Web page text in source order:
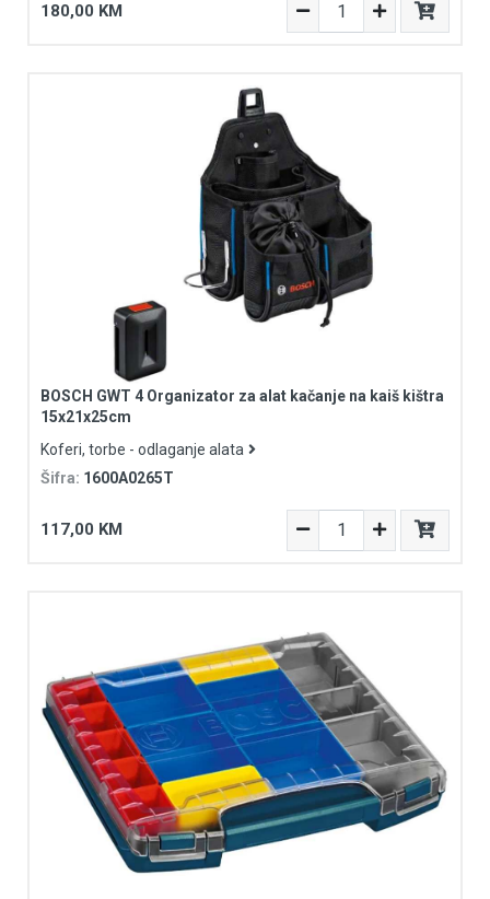
180,00 KM
BOSCH GWT 4 Organizator za alat kačanje na kaiš kištra
15x21x25cm
Koferi, torbe - odlaganje alata
Šifra: 1600A0265T
117,00 KM